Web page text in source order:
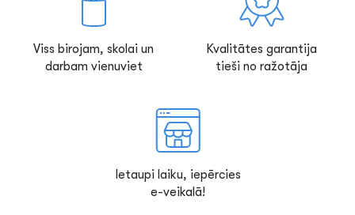
Viss birojam, skolai un
darbam vienuviet
Kvalitātes garantija
tieši no ražotāja
Ietaupi laiku, iepērcies
e-veikalā!